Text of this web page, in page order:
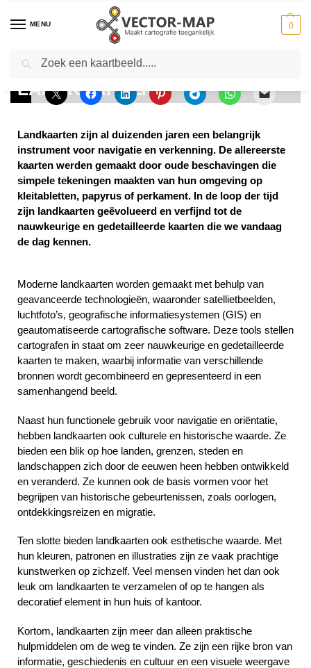
MENU 0
Home Productinformatie - Landkaarten
LANDKAARTEN
Landkaarten zijn al duizenden jaren een belangrijk
instrument voor navigatie en verkenning. De allereerste
kaarten werden gemaakt door oude beschavingen die
simpele tekeningen maakten van hun omgeving op
kleitabletten, papyrus of perkament. In de loop der tijd
zijn landkaarten geëvolueerd en verfijnd tot de
nauwkeurige en gedetailleerde kaarten die we vandaag
de dag kennen.
Moderne landkaarten worden gemaakt met behulp van
geavanceerde technologieën, waaronder satellietbeelden,
luchtfoto’s, geografische informatiesystemen (GIS) en
geautomatiseerde cartografische software. Deze tools stellen
cartografen in staat om zeer nauwkeurige en gedetailleerde
kaarten te maken, waarbij informatie van verschillende
bronnen wordt gecombineerd en gepresenteerd in een
samenhangend beeld.
Naast hun functionele gebruik voor navigatie en oriëntatie,
hebben landkaarten ook culturele en historische waarde. Ze
bieden een blik op hoe landen, grenzen, steden en
landschappen zich door de eeuwen heen hebben ontwikkeld
en veranderd. Ze kunnen ook de basis vormen voor het
begrijpen van historische gebeurtenissen, zoals oorlogen,
ontdekkingsreizen en migratie.
Ten slotte bieden landkaarten ook esthetische waarde. Met
hun kleuren, patronen en illustraties zijn ze vaak prachtige
kunstwerken op zichzelf. Veel mensen vinden het dan ook
leuk om landkaarten te verzamelen of op te hangen als
decoratief element in hun huis of kantoor.
Kortom, landkaarten zijn meer dan alleen praktische
hulpmiddelen om de weg te vinden. Ze zijn een rijke bron van
informatie, geschiedenis en cultuur en een visuele weergave